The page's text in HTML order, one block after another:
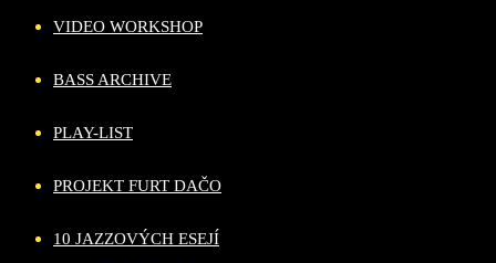
VIDEO WORKSHOP
BASS ARCHIVE
PLAY-LIST
PROJEKT FURT DAČO
10 JAZZOVÝCH ESEJÍ